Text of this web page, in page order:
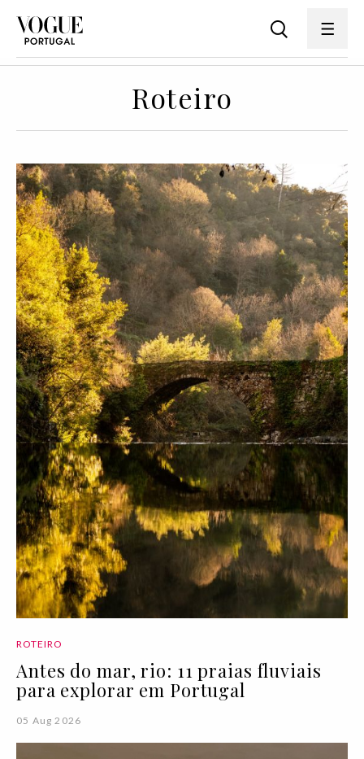
Roteiro
ROTEIRO
Antes do mar, rio: 11 praias fluviais
para explorar em Portugal
05 Aug 2026